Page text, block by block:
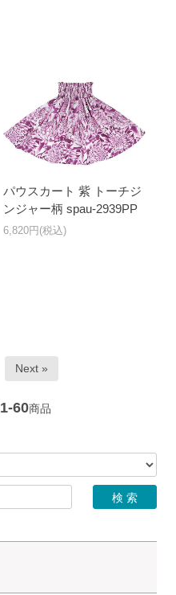
パウスカート 紫 トーチジ
ンジャー柄 spau-2939PP
6,820円(税込)
Next »
1-60商品